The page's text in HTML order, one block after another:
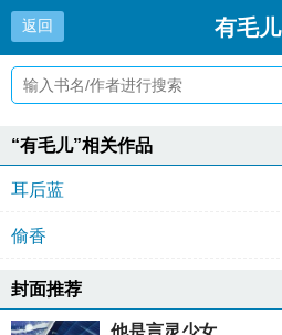
返回 有毛儿
“有毛儿”相关作品
耳后蓝
偷香
封面推荐
他是言灵少女